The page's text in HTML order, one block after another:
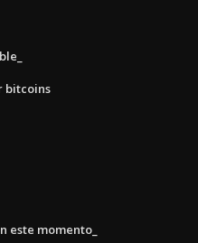
bitcoins
este momento_